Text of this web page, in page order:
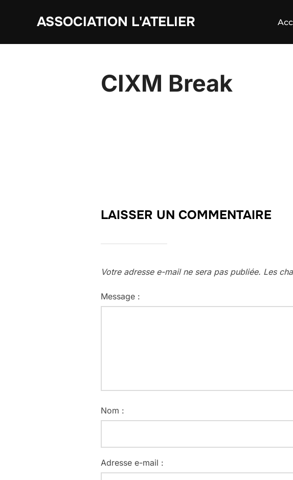
ASSOCIATION L'ATELIER
CIXM Break
LAISSER UN COMMENTAIRE
Votre adresse e-mail ne sera pas publiée. Les
Message :
Nom :
Adresse e-mail :